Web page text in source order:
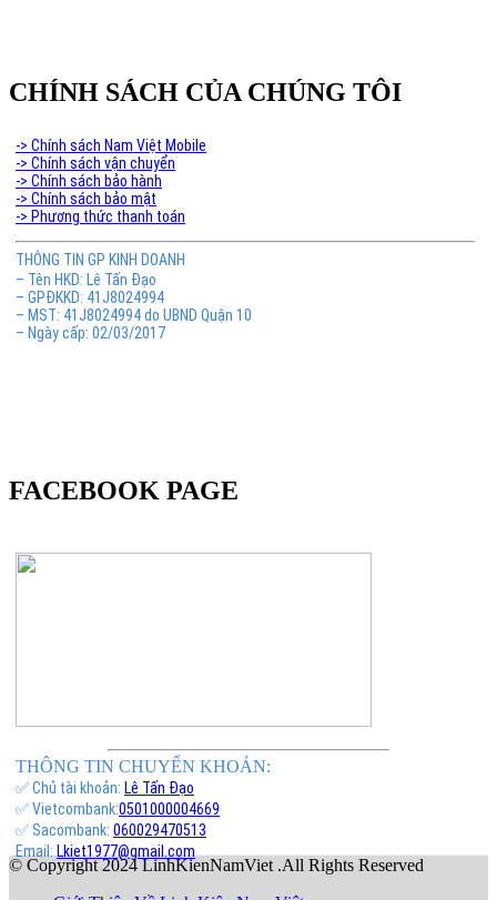
CHÍNH SÁCH CỦA CHÚNG TÔI
-> Chính sách Nam Việt Mobile
-> Chính sách vận chuyển
-> Chính sách bảo hành
-> Chính sách bảo mật
-> Phương thức thanh toán
THÔNG TIN GP KINH DOANH
– Tên HKD: Lê Tấn Đạo
– GPĐKKD: 41J8024994
– MST: 41J8024994 do UBND Quận 10
– Ngày cấp: 02/03/2017
FACEBOOK PAGE
THÔNG TIN CHUYỂN KHOẢN:
✅ Chủ tài khoản: Lê Tấn Đạo
✅ Vietcombank:0501000004669
✅ Sacombank: 060029470513
Email: Lkiet1977@gmail.com
© Copyright 2024 LinhKienNamViet .All Rights Reserved